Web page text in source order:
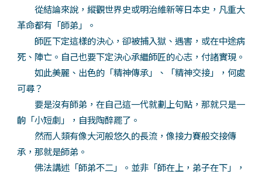
從結論來說，縱觀世界史或明治維新等日本史，凡重大
革命都有「師弟」。
師匠下定這樣的決心，卻被捕入獄、遇害，或在中途病
死、陣亡。自己也要下定決心承繼師匠的心志，付諸實現。
如此美麗、出色的「精神傳承」、「精神交接」，何處
可尋？
要是沒有師弟，在自己這一代就劃上句點，那就只是一
齣「小短劇」，自我陶醉罷了。
然而人類有像大河般悠久的長流，像接力賽般交接傳
承，那就是師弟。
佛法講述「師弟不二」。並非「師在上，弟子在下」，